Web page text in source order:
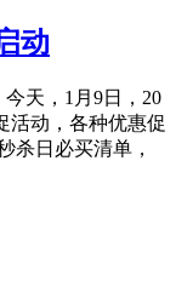
动
天，1月9日，20
活动，各种优惠促
杀日必买清单，